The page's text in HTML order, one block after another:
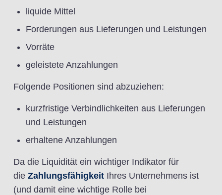
liquide Mittel
Forderungen aus Lieferungen und Leistungen
Vorräte
geleistete Anzahlungen
Folgende Positionen sind abzuziehen:
kurzfristige Verbindlichkeiten aus Lieferungen
und Leistungen
erhaltene Anzahlungen
Da die Liquidität ein wichtiger Indikator für
die Zahlungsfähigkeit Ihres Unternehmens ist
(und damit eine wichtige Rolle bei